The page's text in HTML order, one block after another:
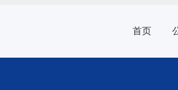
首页